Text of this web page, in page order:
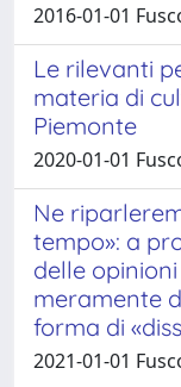
2016-01-01
Le rilevanti
materia di
Piemonte
2020-01-01
Ne
tempo»: a
delle
meramente
forma di
2021-01-01